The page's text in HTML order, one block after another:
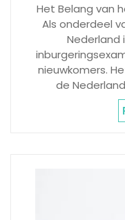
Het Belang van
Als onderdeel
Nederland
nieuwkomers.
de